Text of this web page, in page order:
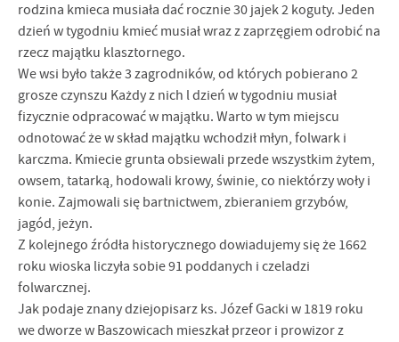
rodzina kmieca musiała dać rocznie 30 jajek 2 koguty. Jeden
dzień w tygodniu kmieć musiał wraz z zaprzęgiem odrobić na
rzecz majątku klasztornego.
We wsi było także 3 zagrodników, od których pobierano 2
grosze czynszu Każdy z nich l dzień w tygodniu musiał
fizycznie odpracować w majątku. Warto w tym miejscu
odnotować że w skład majątku wchodził młyn, folwark i
karczma. Kmiecie grunta obsiewali przede wszystkim żytem,
owsem, tatarką, hodowali krowy, świnie, co niektórzy woły i
konie. Zajmowali się bartnictwem, zbieraniem grzybów,
jagód, jeżyn.
Z kolejnego źródła historycznego dowiadujemy się że 1662
roku wioska liczyła sobie 91 poddanych i czeladzi
folwarcznej.
Jak podaje znany dziejopisarz ks. Józef Gacki w 1819 roku
we dworze w Baszowicach mieszkał przeor i prowizor z